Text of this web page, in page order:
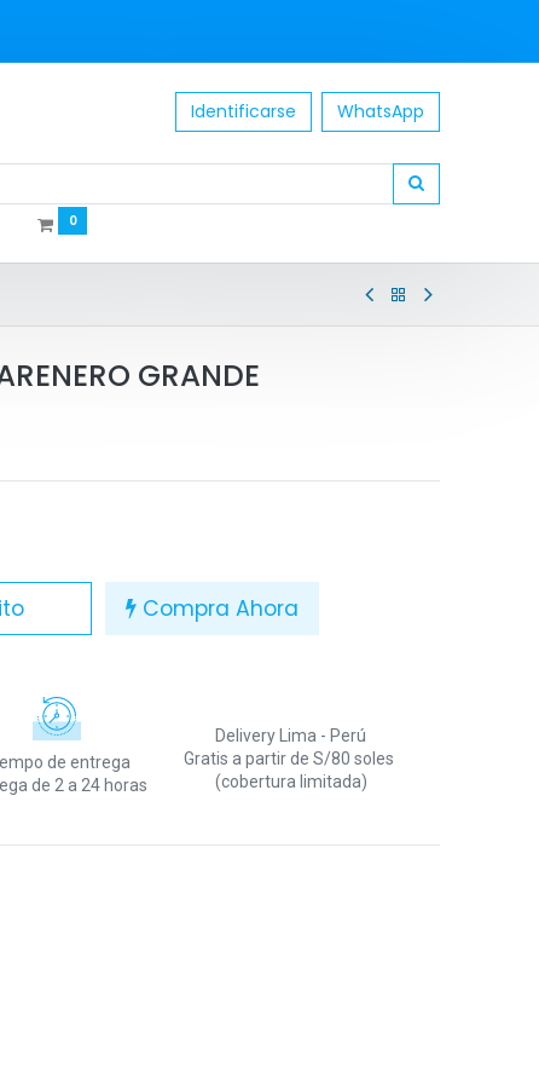
Identificarse WhatsApp
0
GRANDE
Compra Ahora
de entrega
de 2 a 24 horas
Delivery Lima - Perú
Gratis a partir de S/80 soles
(cobertura limitada)